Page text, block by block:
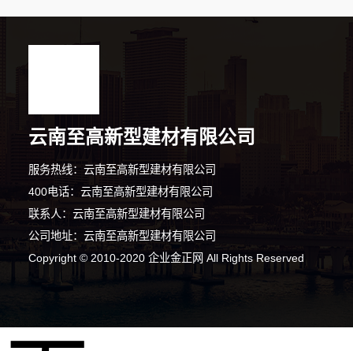
云南至高新型建材有限公司
服务热线：云南至高新型建材有限公司
400电话：云南至高新型建材有限公司
联系人：云南至高新型建材有限公司
公司地址：云南至高新型建材有限公司
Copyright © 2010-2020 企业金正网 All Rights Reserved